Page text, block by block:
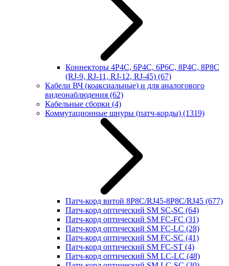
Коннекторы 4P4C, 6P4C, 6P6C, 8P4C, 8P8C
(RJ-9, RJ-11, RJ-12, RJ-45) (67)
Кабели ВЧ (коаксиальные) и для аналогового
видеонаблюдения (62)
Кабельные сборки (4)
Коммутационные шнуры (патч-корды) (1319)
Патч-корд витой 8P8C/RJ45-8P8C/RJ45 (677)
Патч-корд оптический SM SC-SC (64)
Патч-корд оптический SM FC-FC (31)
Патч-корд оптический SM FC-LC (28)
Патч-корд оптический SM FC-SC (41)
Патч-корд оптический SM FC-ST (4)
Патч-корд оптический SM LC-LC (48)